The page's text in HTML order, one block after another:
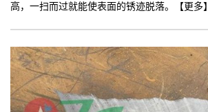
高，一扫而过就能使表面的锈迹脱落。【更多】